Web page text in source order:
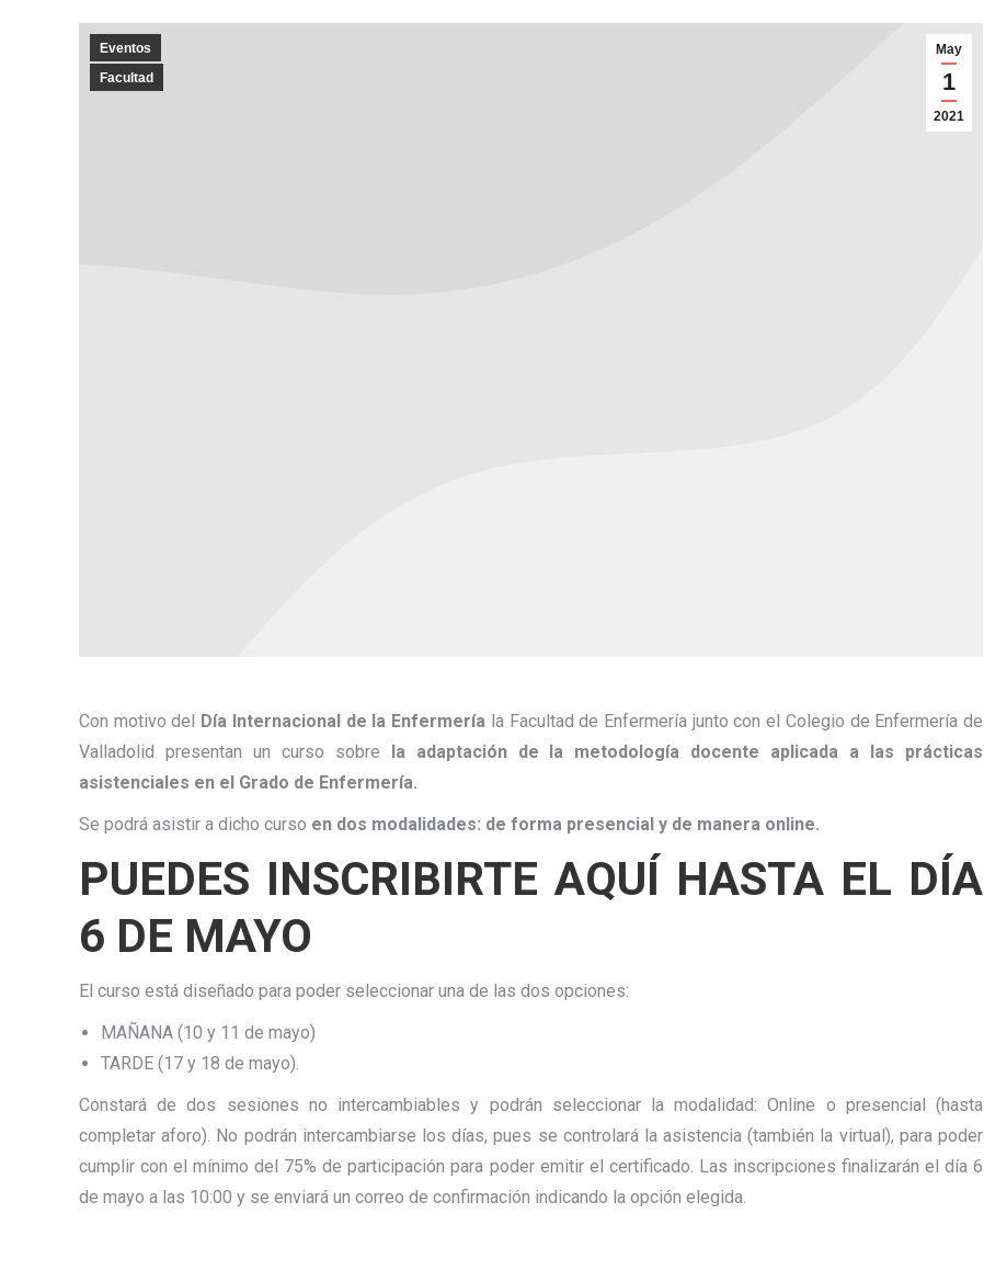
May
1
2021
Eventos
Facultad
Con motivo del Día Internacional de la Enfermería la Facultad de Enfermería junto con el Colegio de Enfermería de
Valladolid presentan un curso sobre la adaptación de la metodología docente aplicada a las prácticas
asistenciales en el Grado de Enfermería.
Se podrá asistir a dicho curso en dos modalidades: de forma presencial y de manera online.
PUEDES INSCRIBIRTE AQUÍ HASTA EL DÍA
6 DE MAYO
El curso está diseñado para poder seleccionar una de las dos opciones:
MAÑANA (10 y 11 de mayo)
TARDE (17 y 18 de mayo).
Constará de dos sesiones no intercambiables y podrán seleccionar la modalidad: Online o presencial (hasta
completar aforo). No podrán intercambiarse los días, pues se controlará la asistencia (también la virtual), para poder
cumplir con el mínimo del 75% de participación para poder emitir el certificado. Las inscripciones finalizarán el día 6
de mayo a las 10:00 y se enviará un correo de confirmación indicando la opción elegida.